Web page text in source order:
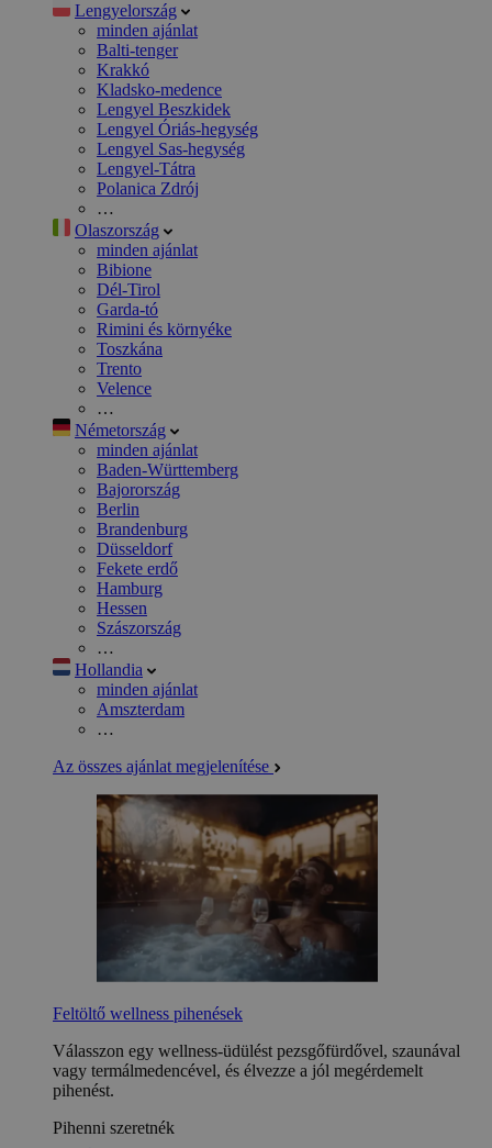
Lengyelország
minden ajánlat
Balti-tenger
Krakkó
Kladsko-medence
Lengyel Beszkidek
Lengyel Óriás-hegység
Lengyel Sas-hegység
Lengyel-Tátra
Polanica Zdrój
…
Olaszország
minden ajánlat
Bibione
Dél-Tirol
Garda-tó
Rimini és környéke
Toszkána
Trento
Velence
…
Németország
minden ajánlat
Baden-Württemberg
Bajorország
Berlin
Brandenburg
Düsseldorf
Fekete erdő
Hamburg
Hessen
Szászország
…
Hollandia
minden ajánlat
Amszterdam
…
Az összes ajánlat megjelenítése
Feltöltő wellness pihenések
Válasszon egy wellness-üdülést pezsgőfürdővel, szaunával
vagy termálmedencével, és élvezze a jól megérdemelt
pihenést.
Pihenni szeretnék